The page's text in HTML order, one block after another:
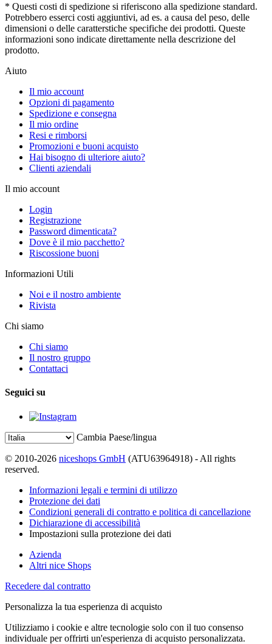
* Questi costi di spedizione si riferiscono alla spedizione standard.
Potrebbero esserci costi aggiuntivi, ad es. a causa del peso, delle
dimensioni o delle caratterstiche specifiche dei prodotti. Queste
informazioni sono indicate direttamente nella descrizione del
prodotto.
Aiuto
Il mio account
Opzioni di pagamento
Spedizione e consegna
Il mio ordine
Resi e rimborsi
Promozioni e buoni acquisto
Hai bisogno di ulteriore aiuto?
Clienti aziendali
Il mio account
Login
Registrazione
Password dimenticata?
Dove è il mio pacchetto?
Riscossione buoni
Informazioni Utili
Noi e il nostro ambiente
Rivista
Chi siamo
Chi siamo
Il nostro gruppo
Contattaci
Seguici su
Cambia Paese/lingua
© 2010-2026 niceshops GmbH (ATU63964918) - All rights
reserved.
Informazioni legali e termini di utilizzo
Protezione dei dati
Condizioni generali di contratto e politica di cancellazione
Dichiarazione di accessibilità
Impostazioni sulla protezione dei dati
Azienda
Altri nice Shops
Recedere dal contratto
Personalizza la tua esperienza di acquisto
Utilizziamo i cookie e altre tecnologie solo con il tuo consenso
individuale per offrirti un'esperienza di acquisto personalizzata.